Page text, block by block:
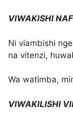
VIWAKISHI
Ni viambishi
na vitenzi,
Wa watimba,
VIWAKILISHI